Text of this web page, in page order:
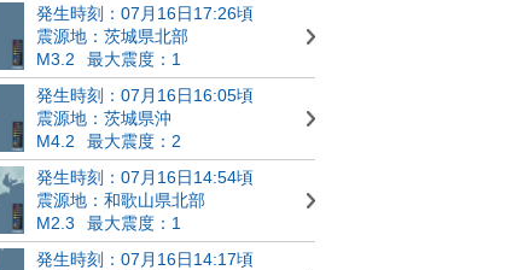
発生時刻：07月16日17:26頃
震源地：茨城県北部
M3.2
最大震度：1
発生時刻：07月16日16:05頃
震源地：茨城県沖
M4.2
最大震度：2
発生時刻：07月16日14:54頃
震源地：和歌山県北部
M2.3
最大震度：1
発生時刻：07月16日14:17頃